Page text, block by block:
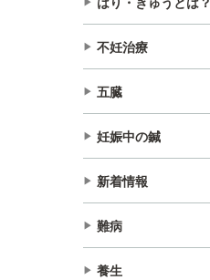
不妊治療
五臓
妊娠中の鍼
新着情報
難病
養生